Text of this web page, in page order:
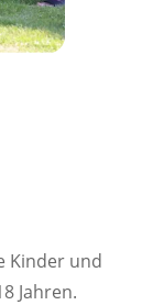
Kinder und
Jahren.